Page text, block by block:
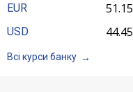
EUR
51.15
USD 44.45
Всі курси банку